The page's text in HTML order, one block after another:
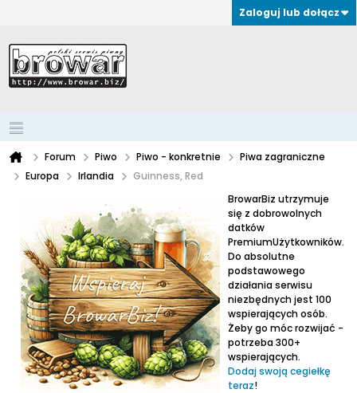
Zaloguj lub dołącz
Forum Piwo Piwo - konkretnie
Piwa zagraniczne
Europa
Irlandia
Guinness, Red
BrowarBiz utrzymuje
się z dobrowolnych
datków
PremiumUżytkowników.
Do absolutne
podstawowego
działania serwisu
niezbędnych jest 100
wspierających osób.
Żeby go móc rozwijać -
potrzeba 300+
wspierających.
Dodaj swoją cegiełkę
teraz!